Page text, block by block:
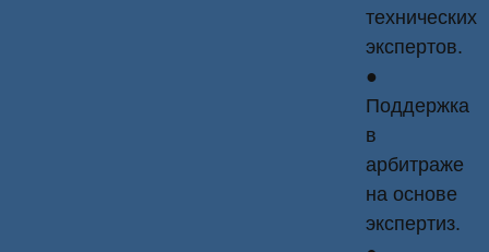
технических
экспертов.
●
Поддержка
в
арбитраже
на основе
экспертиз.